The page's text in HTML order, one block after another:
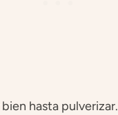
hasta pulverizar.